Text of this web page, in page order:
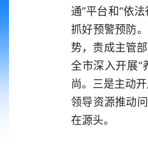
通”平台和“依
抓好预警预防
势，责成主管
全市深入开展“
尚。三是主动
领导资源推动
在源头。